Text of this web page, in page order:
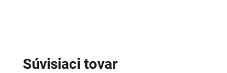
Súvisiaci tovar